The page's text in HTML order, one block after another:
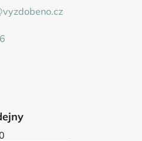
vyzdobeno.cz